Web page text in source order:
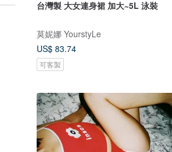
台灣製 大女連身裙 加大~5L 泳裝
莫妮娜 YourstyLe
US$ 83.74
可客製